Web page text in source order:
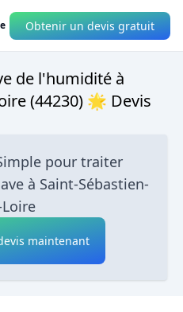
Obtenir un devis gratuit
de l'humidité à
(44230) 🌟 Devis
pour traiter
à Saint-Sébastien-
maintenant